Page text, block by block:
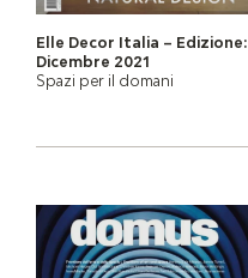
Elle Decor Italia – Edizione:
Dicembre 2021
Spazi per il domani